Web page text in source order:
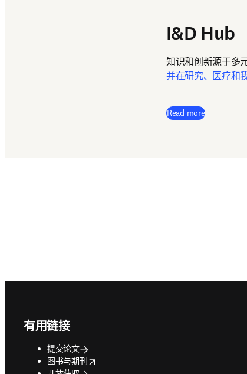
I&D Hub
知识和创新源于多
并在研究、医疗和
Read more
有用链接
提交论文
图书与期刊
opens in new tab/window